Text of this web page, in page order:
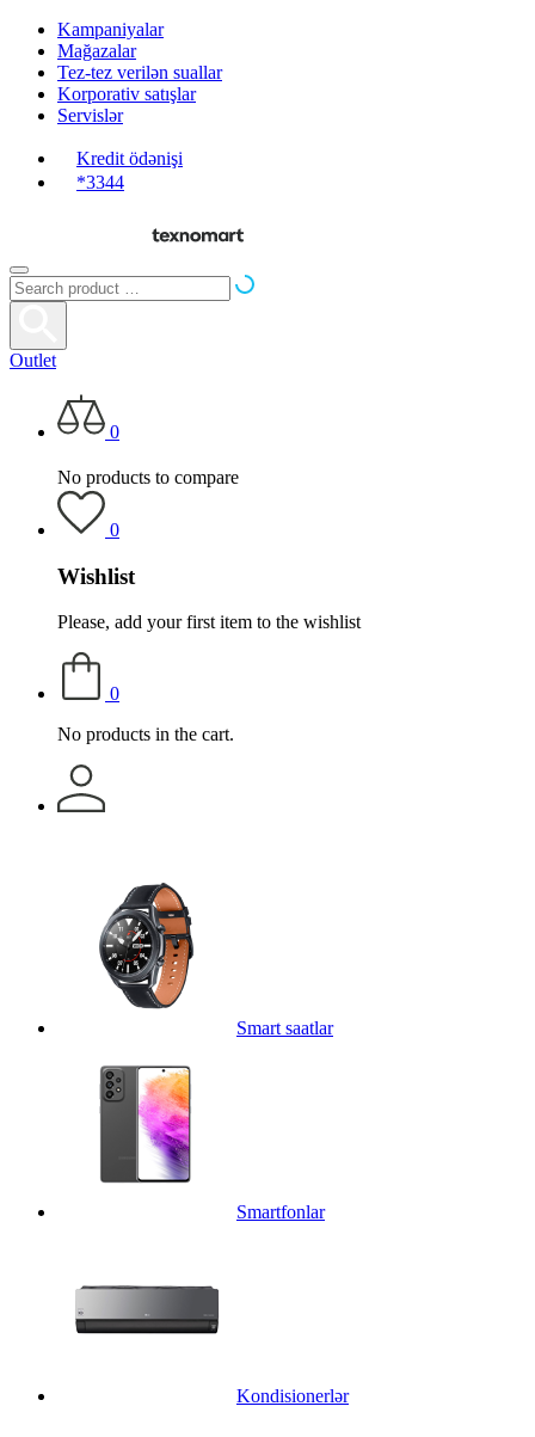
Kampaniyalar
Mağazalar
Tez-tez verilən suallar
Korporativ satışlar
Servislər
Kredit ödənişi
*3344
Outlet
0
No products to compare
0
Wishlist
Please, add your first item to the wishlist
0
No products in the cart.
Smart saatlar
Smartfonlar
Kondisionerlər